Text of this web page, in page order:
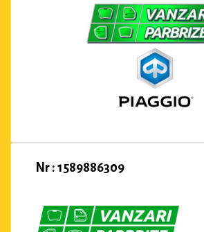
Nr : 1589886309